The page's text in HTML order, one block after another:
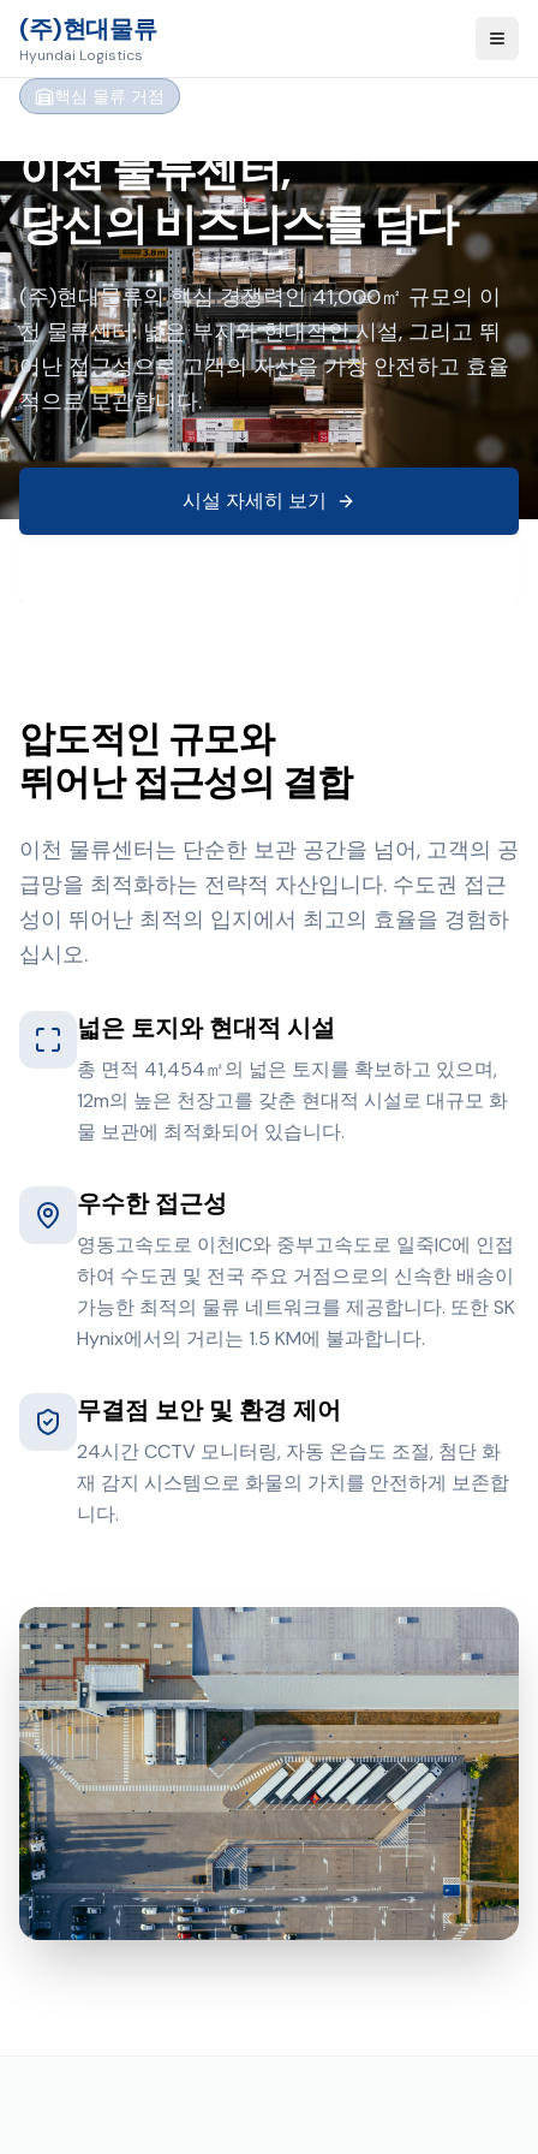
(주)현대물류
Hyundai Logistics
핵심 물류 거점
이천 물류센터,
당신의 비즈니스를 담다
(주)현대물류의 핵심 경쟁력인 41,000㎡ 규모의 이
천 물류센터. 넓은 부지와 현대적인 시설, 그리고 뛰
어난 접근성으로 고객의 자산을 가장 안전하고 효율
적으로 보관합니다.
시설 자세히 보기
압도적인 규모와
뛰어난 접근성의 결합
이천 물류센터는 단순한 보관 공간을 넘어, 고객의 공
급망을 최적화하는 전략적 자산입니다. 수도권 접근
성이 뛰어난 최적의 입지에서 최고의 효율을 경험하
십시오.
넓은 토지와 현대적 시설
총 면적 41,454㎡의 넓은 토지를 확보하고 있으며,
12m의 높은 천장고를 갖춘 현대적 시설로 대규모 화
물 보관에 최적화되어 있습니다.
우수한 접근성
영동고속도로 이천IC와 중부고속도로 일죽IC에 인접
하여 수도권 및 전국 주요 거점으로의 신속한 배송이
가능한 최적의 물류 네트워크를 제공합니다. 또한 SK
Hynix에서의 거리는 1.5 KM에 불과합니다.
무결점 보안 및 환경 제어
24시간 CCTV 모니터링, 자동 온습도 조절, 첨단 화
재 감지 시스템으로 화물의 가치를 안전하게 보존합
니다.